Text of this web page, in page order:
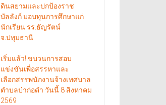
ดินสยามและปกป้องราช
บัลลังก์ มอบทุนการศึกษาแก่
นักเรียน รร.ธัญรัตน์
จ.ปทุมธานี
เริ่มแล้ว!!ขบวนการสอบ
แข่งขันเพื่อสรรหาและ
เลือกสรรพนักงานจ้างเทศบาล
ตำบลป่าก่อดำ วันนี้ 8 สิงหาคม
2569